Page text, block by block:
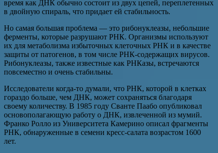
время как ДНК обычно состоит из двух цепей, переплетенных
в двойную спираль, что придает ей стабильность.
Но самая большая проблема — это рибонуклеазы, небольшие
ферменты, которые разрушают РНК. Организмы используют
их для метаболизма избыточных клеточных РНК и в качестве
защиты от патогенов, в том числе РНК-содержащих вирусов.
Рибонуклеазы, также известные как РНКазы, встречаются
повсеместно и очень стабильны.
Исследователи когда-то думали, что РНК, которой в клетках
гораздо больше, чем ДНК, может сохраняться благодаря
своему количеству. В 1985 году Сванте Паабо опубликовал
основополагающую работу о ДНК, извлеченной из мумий.
Франко Ролло из Университета Камерино описал фрагменты
РНК, обнаруженные в семени кресс-салата возрастом 1600
лет.